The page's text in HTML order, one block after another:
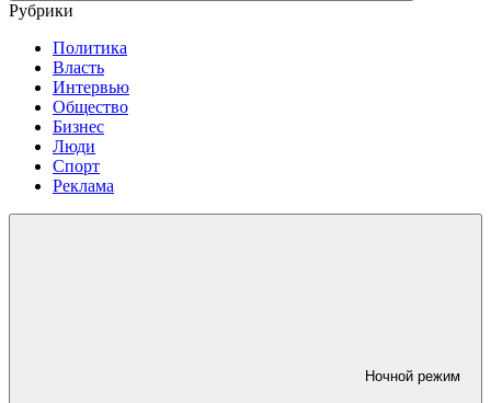
Рубрики
Политика
Власть
Интервью
Общество
Бизнес
Люди
Спорт
Реклама
Ночной режим